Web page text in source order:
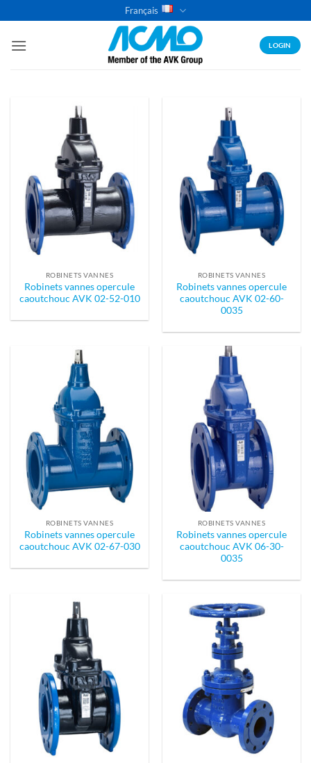
au
contenu
Français
LOGIN
ROBINETS VANNES
Robinets vannes opercule
caoutchouc AVK 02-52-010
ROBINETS VANNES
Robinets vannes opercule
caoutchouc AVK 02-60-
0035
ROBINETS VANNES
Robinets vannes opercule
caoutchouc AVK 02-67-030
ROBINETS VANNES
Robinets vannes opercule
caoutchouc AVK 06-30-
0035